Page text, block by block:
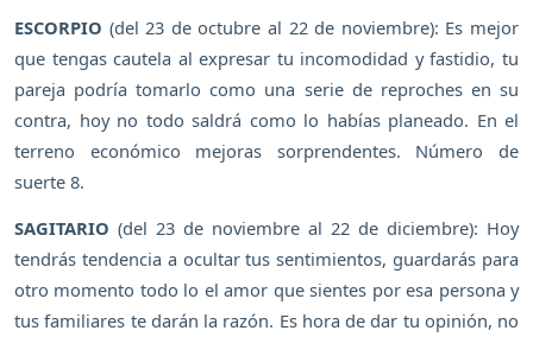
ESCORPIO (del 23 de octubre al 22 de noviembre): Es mejor
que tengas cautela al expresar tu incomodidad y fastidio, tu
pareja podría tomarlo como una serie de reproches en su
contra, hoy no todo saldrá como lo habías planeado. En el
terreno económico mejoras sorprendentes. Número de
suerte 8.
SAGITARIO (del 23 de noviembre al 22 de diciembre): Hoy
tendrás tendencia a ocultar tus sentimientos, guardarás para
otro momento todo lo el amor que sientes por esa persona y
tus familiares te darán la razón. Es hora de dar tu opinión, no